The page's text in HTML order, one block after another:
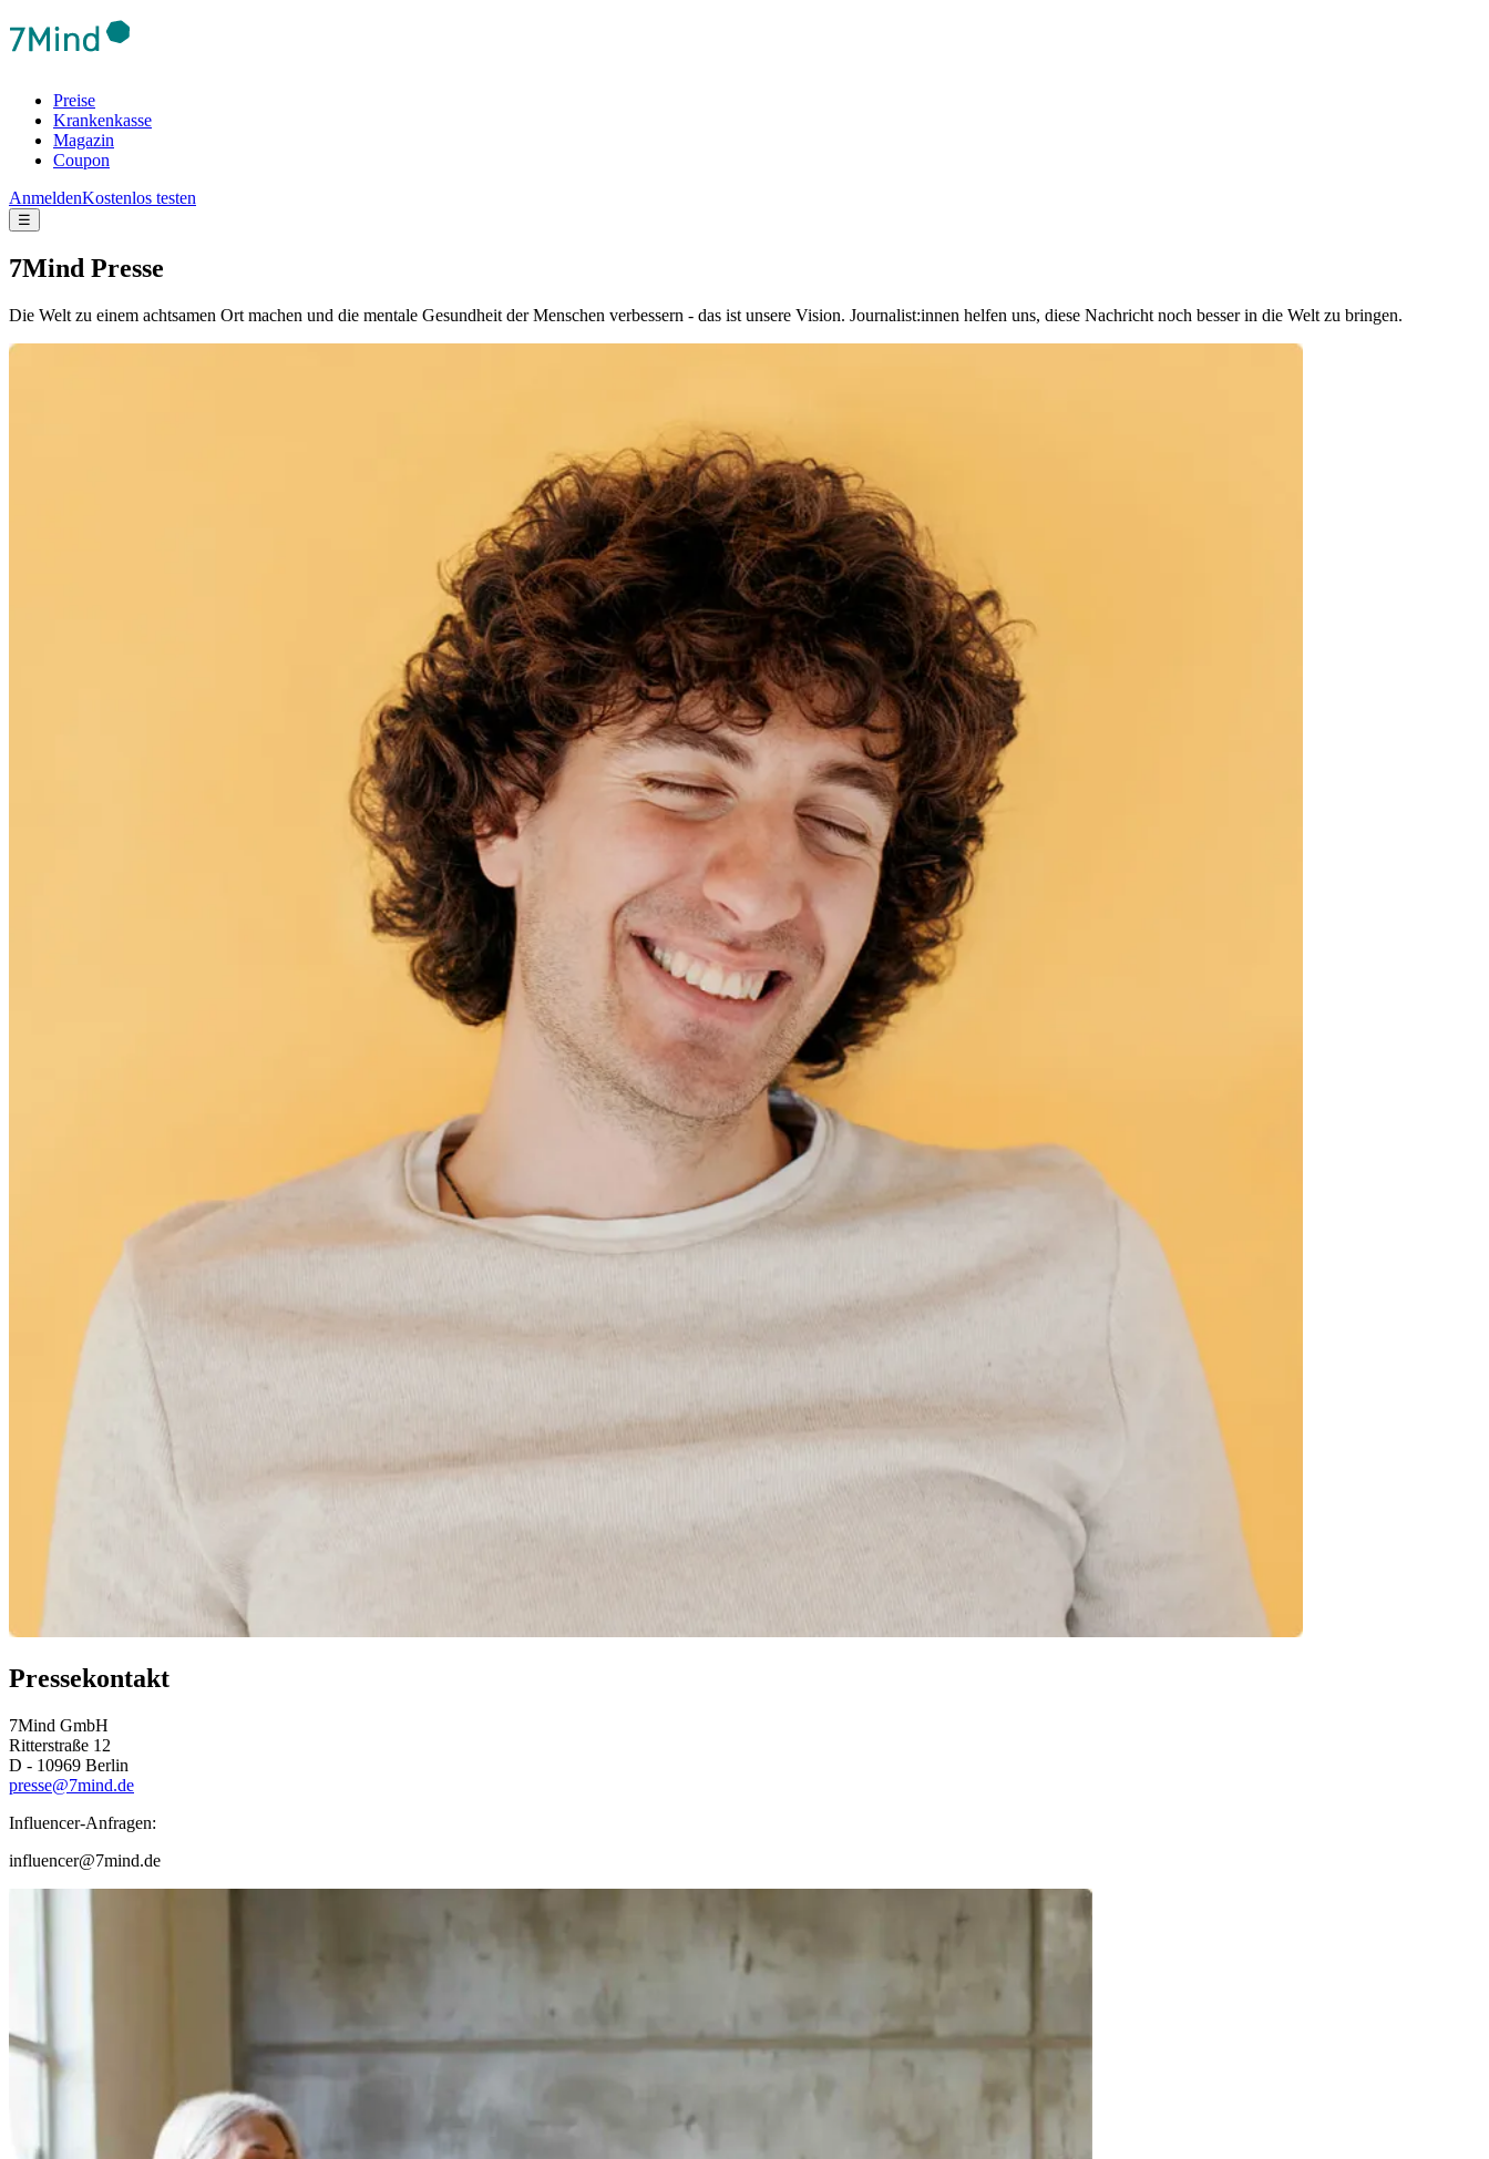
Preise
Krankenkasse
Magazin
Coupon
AnmeldenKostenlos testen
☰
7Mind Presse
Die Welt zu einem achtsamen Ort machen und die mentale Gesundheit der Menschen verbessern - das ist unsere Vision. Journalist:innen helfen uns, diese Nachricht noch besser in die Welt zu bringen.
Pressekontakt
7Mind GmbH
Ritterstraße 12
D - 10969 Berlin
presse@7mind.de
Influencer-Anfragen:
influencer@7mind.de